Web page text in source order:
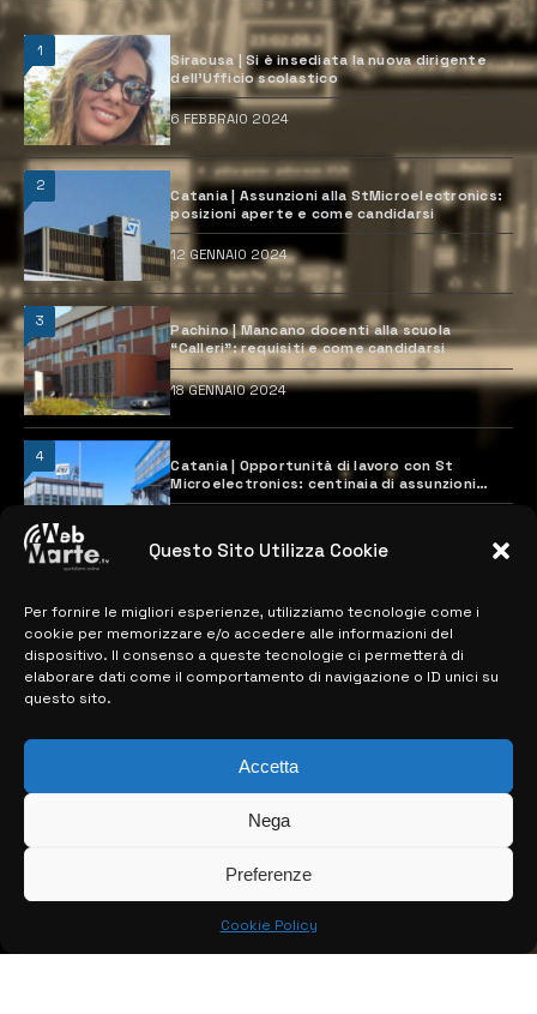
Questo Sito Utilizza Cookie
Per fornire le migliori esperienze, utilizziamo tecnologie come i
cookie per memorizzare e/o accedere alle informazioni del
dispositivo. Il consenso a queste tecnologie ci permetterà di
elaborare dati come il comportamento di navigazione o ID unici su
questo sito.
Accetta
Nega
Preferenze
Cookie Policy
1
Siracusa | Si è insediata la nuova dirigente
dell’Ufficio scolastico
6 FEBBRAIO 2024
2
Catania | Assunzioni alla StMicroelectronics:
posizioni aperte e come candidarsi
12 GENNAIO 2024
3
Pachino | Mancano docenti alla scuola
“Calleri”: requisiti e come candidarsi
18 GENNAIO 2024
4
Catania | Opportunità di lavoro con St
Microelectronics: centinaia di assunzioni
previste
MAPPA DEL SITO
> NOTIZIE